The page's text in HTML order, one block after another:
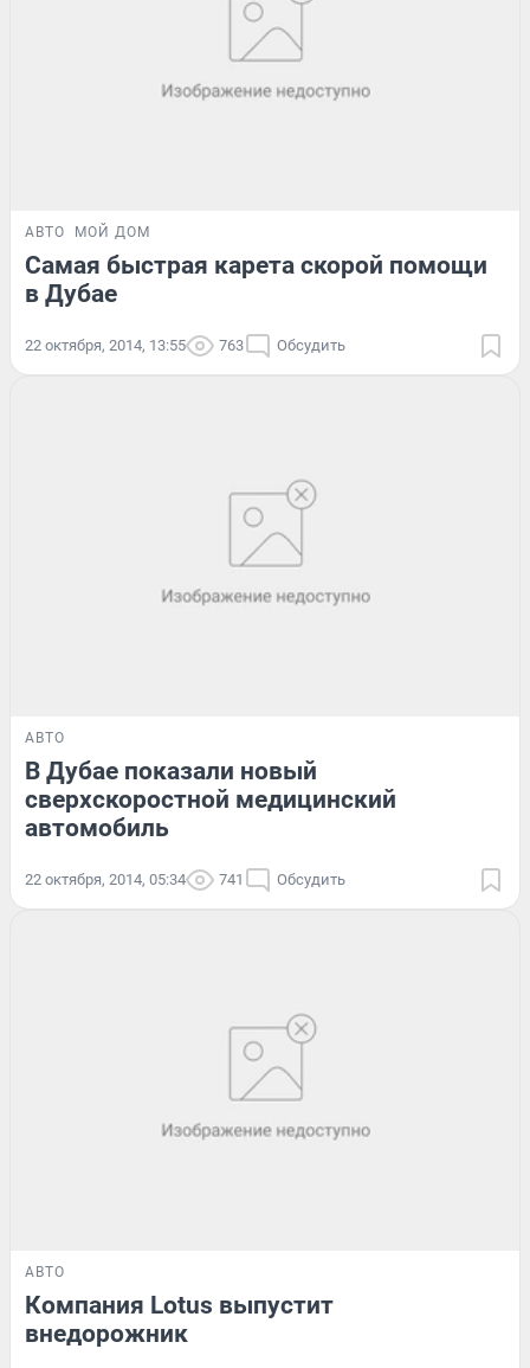
АВТО МОЙ ДОМ
Самая быстрая карета скорой помощи
в Дубае
22 октября, 2014, 13:55 763 Обсудить
АВТО
В Дубае показали новый
сверхскоростной медицинский
автомобиль
22 октября, 2014, 05:34 741 Обсудить
АВТО
Компания Lotus выпустит
внедорожник